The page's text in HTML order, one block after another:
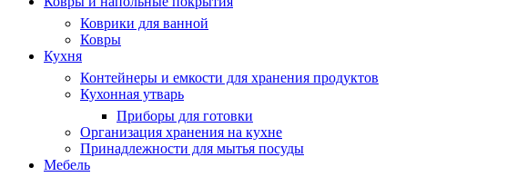
Коврики для ванной
Ковры
Кухня
Контейнеры и емкости для хранения продуктов
Кухонная утварь
Приборы для готовки
Организация хранения на кухне
Принадлежности для мытья посуды
Мебель